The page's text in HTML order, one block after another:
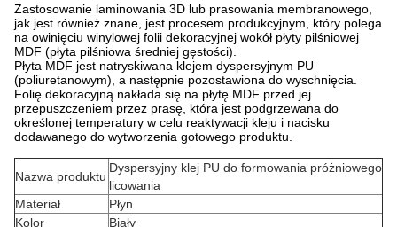
Zastosowanie laminowania 3D lub prasowania membranowego,
jak jest również znane, jest procesem produkcyjnym, który polega
na owinięciu winylowej folii dekoracyjnej wokół płyty pilśniowej
MDF (płyta pilśniowa średniej gęstości).
Płyta MDF jest natryskiwana klejem dyspersyjnym PU
(poliuretanowym), a następnie pozostawiona do wyschnięcia.
Folię dekoracyjną nakłada się na płytę MDF przed jej
przepuszczeniem przez prasę, która jest podgrzewana do
określonej temperatury w celu reaktywacji kleju i nacisku
dodawanego do wytworzenia gotowego produktu.
Nazwa produktu
Dyspersyjny klej PU do formowania próżniowego
licowania
Materiał
Płyn
Kolor
Biały